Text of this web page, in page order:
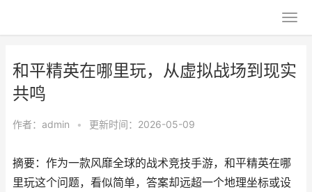
和平精英在哪里玩，从虚拟战场到现实
共鸣
作者： admin • 更新时间：2026-05-09
摘要：作为一款风靡全球的战术竞技手游，和平精英在哪
里玩这个问题，看似简单，答案却远超一个地理坐标或设